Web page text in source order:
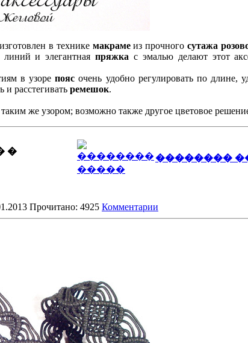
в технике макрамеиз прочногосутажа
линий и элегантнаяпряжка с эмалью делают этот
в узорепояс очень удобно регулировать по длине,
и расстегивать ремешок.
же узором; возможно также другое цветовое
�
��������
Прочитано: 4925 Комментарии